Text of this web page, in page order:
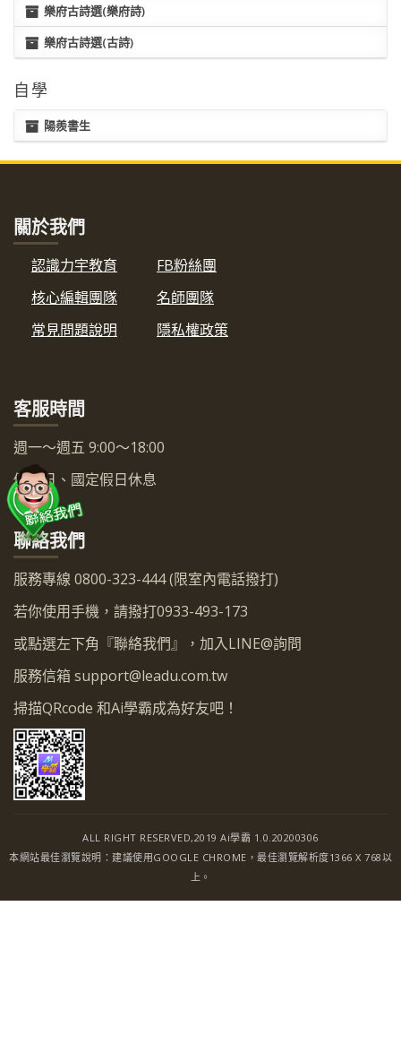
樂府古詩選(樂府詩)
樂府古詩選(古詩)
自學
陽羨書生
關於我們
認識力宇教育
核心編輯團隊
常見問題說明
FB粉絲團
名師團隊
隱私權政策
客服時間
週一～週五 9:00～18:00
例假日、國定假日休息
聯絡我們
服務專線 0800-323-444 (限室內電話撥打)
若你使用手機，請撥打0933-493-173
或點選左下角『聯絡我們』，加入LINE@詢問
服務信箱support@leadu.com.tw
掃描QRcode 和Ai學霸成為好友吧！
ALL RIGHT RESERVED,2019 Ai學霸 1.0.20200306
本網站最佳瀏覽說明：建議使用GOOGLE CHROME，最佳瀏覽解析度1366 X 768以
上。